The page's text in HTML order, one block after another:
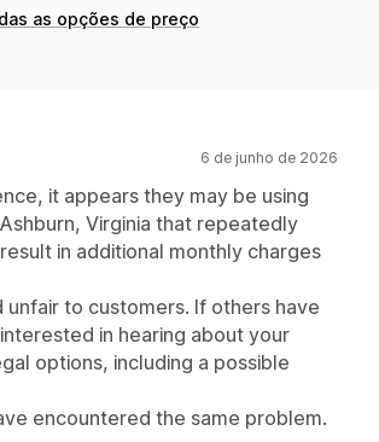
as opções de preço
6 de junho de 2026
it appears they may be using
Virginia that repeatedly
in additional monthly charges
unfair to customers. If others have
in hearing about your
options, including a possible
encountered the same problem.